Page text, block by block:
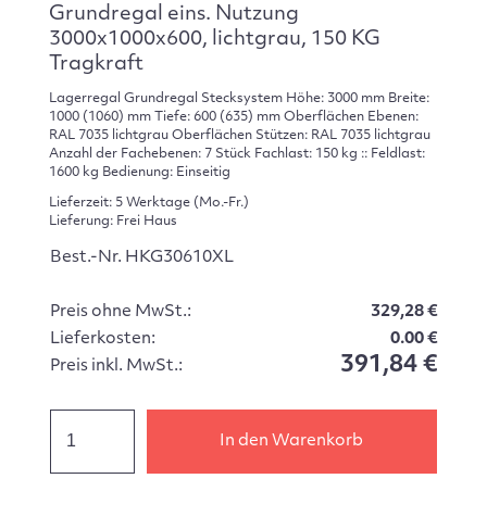
Grundregal eins. Nutzung
3000x1000x600, lichtgrau, 150 KG
Tragkraft
Lagerregal Grundregal Stecksystem Höhe: 3000 mm Breite:
1000 (1060) mm Tiefe: 600 (635) mm Oberflächen Ebenen:
RAL 7035 lichtgrau Oberflächen Stützen: RAL 7035 lichtgrau
Anzahl der Fachebenen: 7 Stück Fachlast: 150 kg :: Feldlast:
1600 kg Bedienung: Einseitig
Lieferzeit: 5 Werktage (Mo.-Fr.)
Lieferung: Frei Haus
Best.-Nr. HKG30610XL
Preis ohne MwSt.:
329,28 €
Lieferkosten:
0.00 €
Preis inkl. MwSt.:
391,84 €
In den Warenkorb